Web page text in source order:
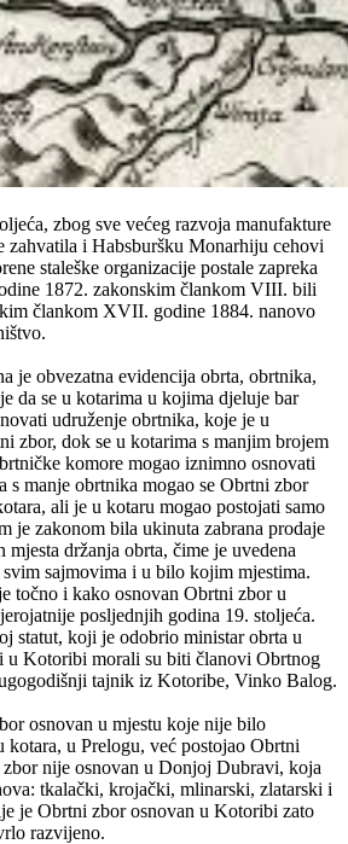
zbog sve većeg razvoja manufakture
zahvatila i Habsburšku Monarhiju cehovi
staleške organizacije postale zapreka
1872. zakonskim člankom VIII. bili
člankom XVII. godine 1884. nanovo
je obvezatna evidencija obrta, obrtnika,
da se u kotarima u kojima djeluje bar
udruženje obrtnika, koje je u
zbor, dok se u kotarima s manjim brojem
komore mogao iznimno osnovati
s manje obrtnika mogao se Obrtni zbor
ali je u kotaru mogao postojati samo
je zakonom bila ukinuta zabrana prodaje
mjesta držanja obrta, čime je uvedena
sajmovima i u bilo kojim mjestima.
točno i kako osnovan Obrtni zbor u
posljednjih godina 19. stoljeća.
statut, koji je odobrio ministar obrta u
u Kotoribi morali su biti članovi Obrtnog
tajnik iz Kotoribe, Vinko Balog.
osnovan u mjestu koje nije bilo
kotara, u Prelogu, već postojao Obrtni
nije osnovan u Donjoj Dubravi, koja
tkalački, krojački, mlinarski, zlatarski i
je Obrtni zbor osnovan u Kotoribi zato
razvijeno.